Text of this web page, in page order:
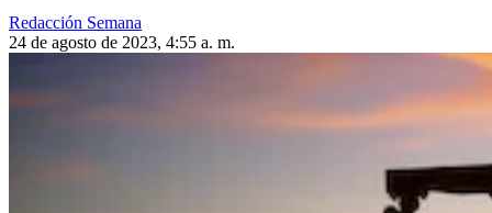
Redacción Semana
24 de agosto de 2023, 4:55 a. m.